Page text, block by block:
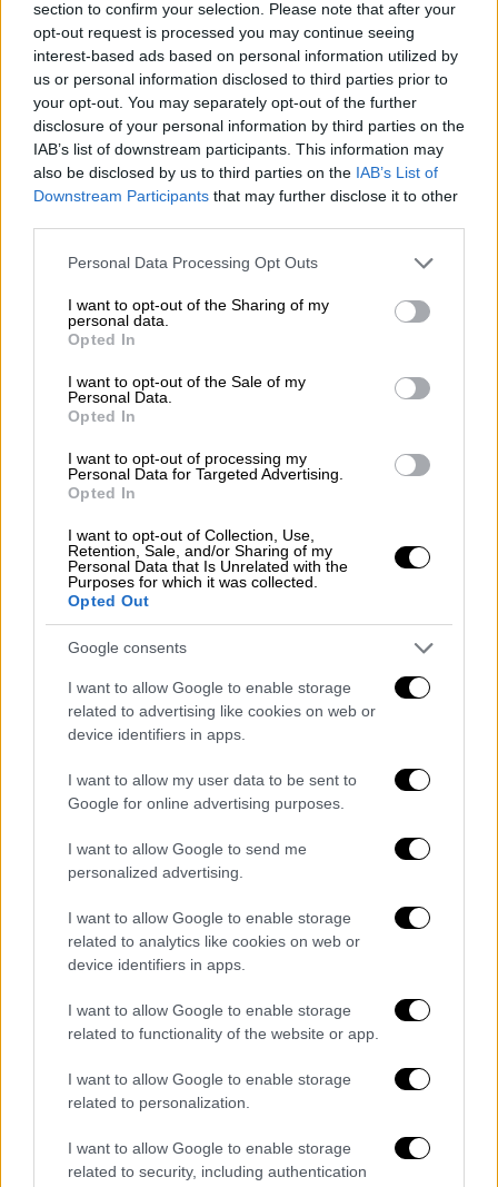
section to confirm your selection. Please note that after your
opt-out request is processed you may continue seeing
interest-based ads based on personal information utilized by
us or personal information disclosed to third parties prior to
your opt-out. You may separately opt-out of the further
disclosure of your personal information by third parties on the
IAB’s list of downstream participants. This information may
also be disclosed by us to third parties on the IAB’s List of
Downstream Participants that may further disclose it to other
Please note that this website/app uses one or more Google
not limited to your visit or usage behaviour. You may click to
grant or deny consent to Google and its third-party tags to
use your data for below specified purposes in below Google
consent section.
Personal Data Processing Opt Outs
I want to opt-out of the Sharing of my
personal data.
Opted In
I want to opt-out of the Sale of my
Personal Data.
Opted In
I want to opt-out of processing my
Personal Data for Targeted Advertising.
Opted In
I want to opt-out of Collection, Use,
Retention, Sale, and/or Sharing of my
Personal Data that Is Unrelated with the
Purposes for which it was collected.
Opted Out
Google consents
I want to allow Google to enable storage
related to advertising like cookies on web or
device identifiers in apps.
I want to allow my user data to be sent to
Google for online advertising purposes.
I want to allow Google to send me
personalized advertising.
I want to allow Google to enable storage
related to analytics like cookies on web or
device identifiers in apps.
I want to allow Google to enable storage
related to functionality of the website or app.
I want to allow Google to enable storage
related to personalization.
I want to allow Google to enable storage
related to security, including authentication
τα συναισθήματα, φέρνει σε αντιπαράθεση
και ταυτόχρονα σε μία όσμωση τα
παγανιστικά έθιμα με τις μεταφυσικές
αναζητήσεις, με αναφορές στην αρχαία
τραγωδία και στη βιβλική ιστορία του
Αβραάμ και του Ισαάκ, διευρύνει τη δυσκολία
που υπάρχει στις ανθρώπινες σχέσεις και με
φόντο μία ιστορία εγκλήματος, αναδεικνύει
την πίστη στην οικογένεια, στους ηθικούς
άγραφους νόμους και τη
λύτρωση
Ο Παμφίρ, επιστρέφει στο χωριό του, κοντά
στα ξένα για να βγάλει κάποια χρήματα,
αποφασισμένος να αφήσει πίσω του τις
παράνομες δραστηριότητές του και να
περάσει στη νομιμότητα. Σύντομα, όμως, θα
λαθρεμπόριο, έχοντας να αντιμετωπίσει τον
προύχοντα μεγαλοκακοποιό της περιοχής,
ενώ ο έφηβος γιος του βάζει
εκκλησία, λίγο πριν το τοπικό καρναβάλι.
Ο 40χρονος σκηνοθέτης, μπορεί να έχει
ακόμη απόσταση να διανύσει για να γίνει
ένας ολοκληρωμένος δημιουργός, αλλά η
σκηνοθετική του ματιά έχει τέτοια δυναμική
που δεν μπορεί να περάσει απαρατήρητη.
πλάνα του διακρίνονται για την έντασή τους,
το μαγνητισμό τους και μια γοητεία
, που
παραξενεύει παρότι ο θεατής νιώθει μία
απόσταση απ’ όσα συμβαίνουν σε ένα
απομονωμένο χωριό των Καρπαθίων. Όπως
και η απεικόνιση των τοπικών παγανιστικών
αναδεικνύουν τη διαφορετικότητα των
ανθρώπων, ένα θησαυρό για τον λαϊκό
πολιτισμό.
αίτια που κάνουν τη ζωή δίχως ιδιαίτερη